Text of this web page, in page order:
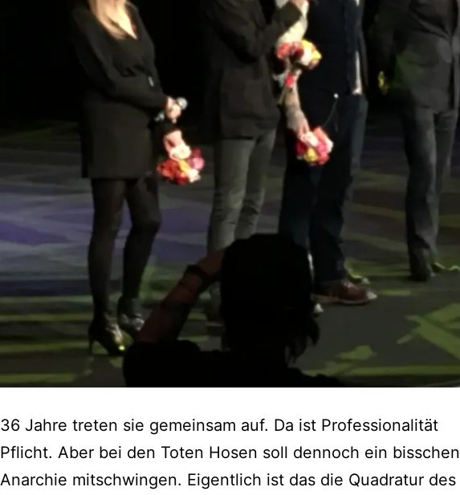
36 Jahre treten sie gemeinsam auf. Da ist Professionalität
Pflicht. Aber bei den Toten Hosen soll dennoch ein bisschen
Anarchie mitschwingen. Eigentlich ist das die Quadratur des